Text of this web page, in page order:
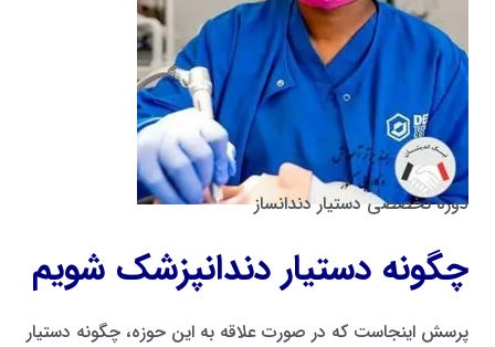
دوره تخصصی دستیار دندانساز
چگونه دستیار دندانپزشک شویم
پرسش اینجاست که در صورت علاقه به این حوزه، چگونه دستیار